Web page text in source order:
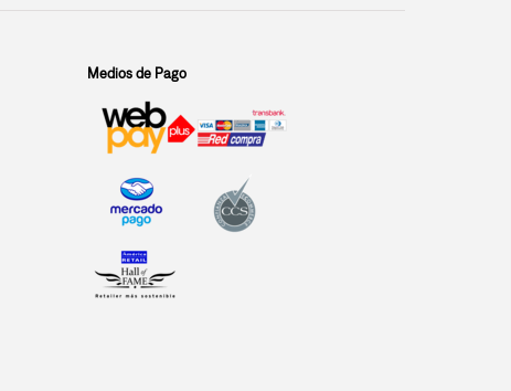
Medios de Pago